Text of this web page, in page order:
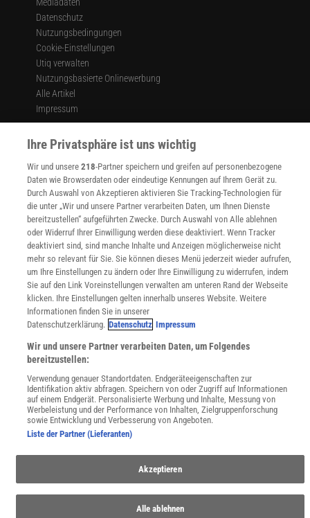
Mediadaten
Datenschutz
Nutzungsbedingungen
Cookie-Einstellungen
Utiq verwalten
Nutzungsbasierte Onlinewerbung
Alle Artikel
Impressum
Angebote für Schulen
Angebote für Institutionen
Sprachen lernen mit Gymglish
Lexika
Für Spektrum schreiben
Zugänglichkeitserklärung
WEBSEITEN
KielSCN
Wissenschaft in die Schulen
SciLogs
Uns finden Sie auch hier:
Ihre Privatsphäre ist uns wichtig
Wir und unsere218-Partner speichern und greifen auf personenbezogene
Daten wie Browserdaten oder eindeutige Kennungen auf Ihrem Gerät zu.
Durch Auswahl von Akzeptieren aktivieren Sie Tracking-Technologien für
die unter „Wir und unsere Partner verarbeiten Daten, um Ihnen Dienste
bereitzustellen“ aufgeführten Zwecke. Durch Auswahl von Alle ablehnen
oder Widerruf Ihrer Einwilligung werden diese deaktiviert. Wenn Tracker
deaktiviert sind, sind manche Inhalte und Anzeigen möglicherweise nicht
mehr so relevant für Sie. Sie können dieses Menü jederzeit wieder aufrufen,
um Ihre Einstellungen zu ändern oder Ihre Einwilligung zu widerrufen, indem
Sie auf den Link Voreinstellungen verwalten am unteren Rand der Webseite
klicken. Ihre Einstellungen gelten innerhalb unseres Website. Weitere
Informationen finden Sie in unserer
Datenschutzerklärung. Datenschutz Impressum
Wir und unsere Partner verarbeiten Daten, um Folgendes
bereitzustellen:
Verwendung genauer Standortdaten. Endgeräteeigenschaften zur
Identifikation aktiv abfragen. Speichern von oder Zugriff auf Informationen
auf einem Endgerät. Personalisierte Werbung und Inhalte, Messung von
Werbeleistung und der Performance von Inhalten, Zielgruppenforschung
sowie Entwicklung und Verbesserung von Angeboten.
Liste der Partner (Lieferanten)
Akzeptieren
Alle ablehnen